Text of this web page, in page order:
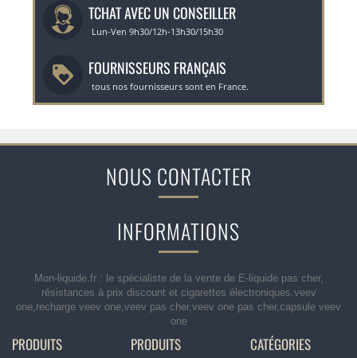
TCHAT AVEC UN CONSEILLER
Lun-Ven 9h30/12h-13h30/15h30
FOURNISSEURS FRANÇAIS
tous nos fournisseurs sont en France.
NOUS CONTACTER
INFORMATIONS
Mon-liquide.fr : le spécialiste de la vente de E-liquide pas cher,
résistances à prix discount et cigarettes électroniques.veev
one,recharge veev one,veev pas cher,veev one pas cher,capsule veev
one
PRODUITS PRODUITS CATÉGORIES